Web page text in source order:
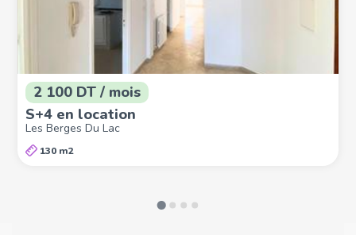
2 100 DT / mois
S+4 en location
Les Berges Du Lac
130 m2